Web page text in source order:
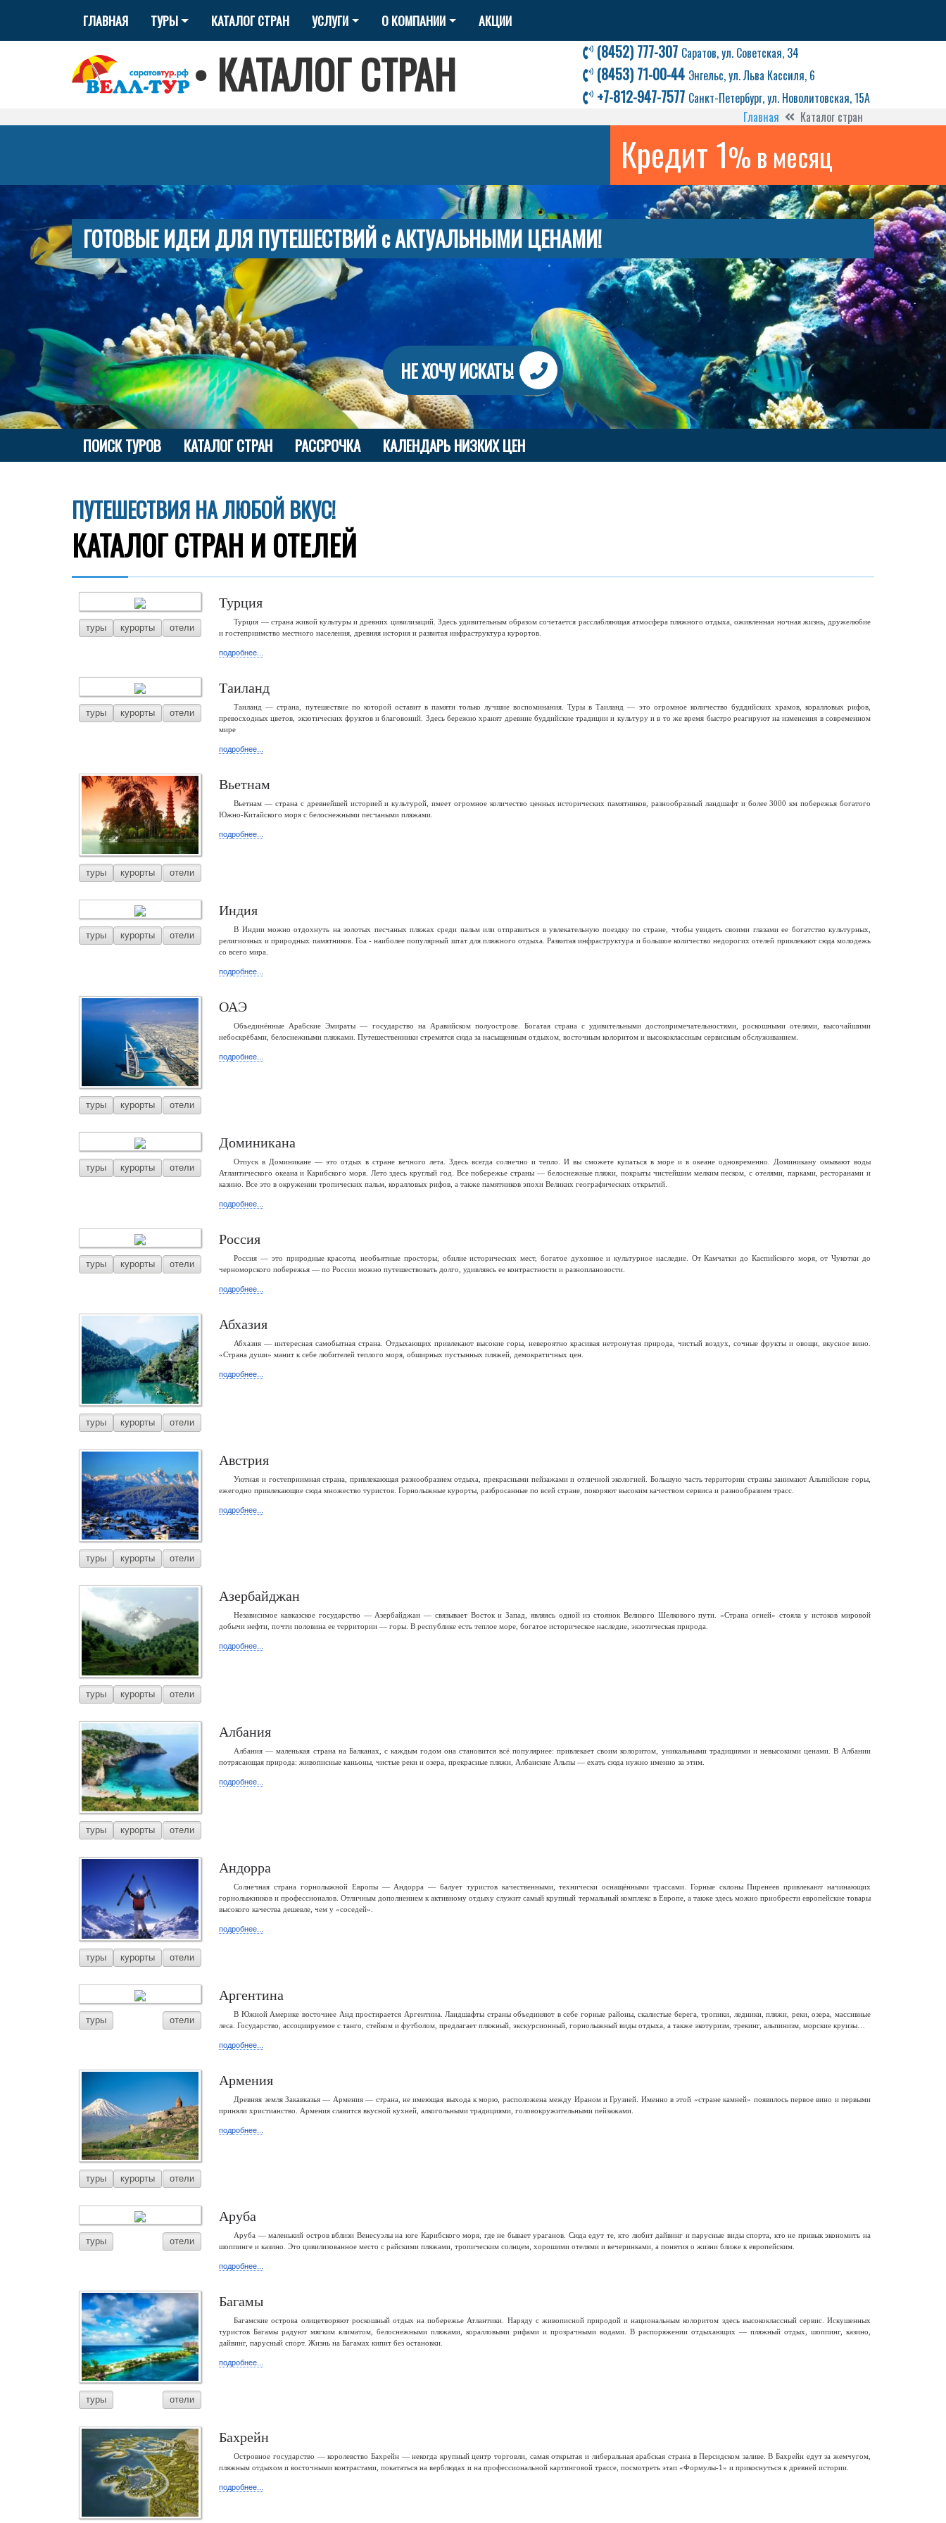
ГЛАВНАЯ ТУРЫ КАТАЛОГ СТРАН УСЛУГИ О КОМПАНИИ АКЦИИ
• КАТАЛОГ СТРАН (8452) 777-307 Саратов, ул. Советская, 34
(8453) 71-00-44 Энгельс, ул. Льва Кассиля, 6
+7-812-947-7577 Санкт-Петербург, ул. Новолитовская, 15А
Главная
Каталог стран
Кредит 1% в месяц
ГОТОВЫЕ ИДЕИ ДЛЯ ПУТЕШЕСТВИЙ с АКТУАЛЬНЫМИ ЦЕНАМИ!
НЕ ХОЧУ ИСКАТЬ!
ПОИСК ТУРОВ КАТАЛОГ СТРАН РАССРОЧКА КАЛЕНДАРЬ НИЗКИХ ЦЕН
ПУТЕШЕСТВИЯ НА ЛЮБОЙ ВКУС!
КАТАЛОГ СТРАН И ОТЕЛЕЙ
туры курорты отели
Турция
Турция — страна живой культуры и древних цивилизаций. Здесь удивительным образом сочетается расслабляющая атмосфера пляжного отдыха, оживленная ночная жизнь, дружелюбие
и гостеприимство местного населения, древняя история и развитая инфраструктура курортов.
подробнее...
туры курорты отели
Таиланд
Таиланд — страна, путешествие по которой оставит в памяти только лучшие воспоминания. Туры в Таиланд — это огромное количество буддийских храмов, коралловых рифов,
превосходных цветов, экзотических фруктов и благовоний. Здесь бережно хранят древние буддийские традиции и культуру и в то же время быстро реагируют на изменения в современном
мире
подробнее...
туры курорты отели
Вьетнам
Вьетнам — страна с древнейшей историей и культурой, имеет огромное количество ценных исторических памятников, разнообразный ландшафт и более 3000 км побережья богатого
Южно-Китайского моря с белоснежными песчаными пляжами.
подробнее...
туры курорты отели
Индия
В Индии можно отдохнуть на золотых песчаных пляжах среди пальм или отправиться в увлекательную поездку по стране, чтобы увидеть своими глазами ее богатство культурных,
религиозных и природных памятников. Гоа - наиболее популярный штат для пляжного отдыха. Развитая инфраструктура и большое количество недорогих отелей привлекают сюда молодежь
со всего мира.
подробнее...
туры курорты отели
ОАЭ
Объединённые Арабские Эмираты — государство на Аравийском полуострове. Богатая страна с удивительными достопримечательностями, роскошными отелями, высочайшими
небоскрёбами, белоснежными пляжами. Путешественники стремятся сюда за насыщенным отдыхом, восточным колоритом и высококлассным сервисным обслуживанием.
подробнее...
туры курорты отели
Доминикана
Отпуск в Доминикане — это отдых в стране вечного лета. Здесь всегда солнечно и тепло. И вы сможете купаться в море и в океане одновременно. Доминикану омывают воды
Атлантического океана и Карибского моря. Лето здесь круглый год. Все побережье страны — белоснежные пляжи, покрыты чистейшим мелким песком, с отелями, парками, ресторанами и
казино. Все это в окружении тропических пальм, коралловых рифов, а также памятников эпохи Великих географических открытий.
подробнее...
туры курорты отели
Россия
Россия — это природные красоты, необъятные просторы, обилие исторических мест, богатое духовное и культурное наследие. От Камчатки до Каспийского моря, от Чукотки до
черноморского побережья — по России можно путешествовать долго, удивляясь ее контрастности и разноплановости.
подробнее...
туры курорты отели
Абхазия
Абхазия — интересная самобытная страна. Отдыхающих привлекают высокие горы, невероятно красивая нетронутая природа, чистый воздух, сочные фрукты и овощи, вкусное вино.
«Страна души» манит к себе любителей теплого моря, обширных пустынных пляжей, демократичных цен.
подробнее...
туры курорты отели
Австрия
Уютная и гостеприимная страна, привлекающая разнообразием отдыха, прекрасными пейзажами и отличной экологией. Большую часть территории страны занимают Альпийские горы,
ежегодно привлекающие сюда множество туристов. Горнолыжные курорты, разбросанные по всей стране, покоряют высоким качеством сервиса и разнообразием трасс.
подробнее...
туры курорты отели
Азербайджан
Независимое кавказское государство — Азербайджан — связывает Восток и Запад, являясь одной из стоянок Великого Шелкового пути. «Страна огней» стояла у истоков мировой
добычи нефти, почти половина ее территории — горы. В республике есть теплое море, богатое историческое наследие, экзотическая природа.
подробнее...
туры курорты отели
Албания
Албания — маленькая страна на Балканах, с каждым годом она становится всё популярнее: привлекает своим колоритом, уникальными традициями и невысокими ценами. В Албании
потрясающая природа: живописные каньоны, чистые реки и озера, прекрасные пляжи, Албанские Альпы — ехать сюда нужно именно за этим.
подробнее...
туры курорты отели
Андорра
Солнечная страна горнолыжной Европы — Андорра — балует туристов качественными, технически оснащёнными трассами. Горные склоны Пиренеев привлекают начинающих
горнолыжников и профессионалов. Отличным дополнением к активному отдыху служит самый крупный термальный комплекс в Европе, а также здесь можно приобрести европейские товары
высокого качества дешевле, чем у «соседей».
подробнее...
туры отели
Аргентина
В Южной Америке восточнее Анд простирается Аргентина. Ландшафты страны объединяют в себе горные районы, скалистые берега, тропики, ледники, пляжи, реки, озера, массивные
леса. Государство, ассоциируемое с танго, стейком и футболом, предлагает пляжный, экскурсионный, горнолыжный виды отдыха, а также экотуризм, трекинг, альпинизм, морские круизы…
подробнее...
туры курорты отели
Армения
Древняя земля Закавказья — Армения — страна, не имеющая выхода к морю, расположена между Ираном и Грузией. Именно в этой «стране камней» появилось первое вино и первыми
приняли христианство. Армения славится вкусной кухней, алкогольными традициями, головокружительными пейзажами.
подробнее...
туры отели
Аруба
Аруба — маленький остров вблизи Венесуэлы на юге Карибского моря, где не бывает ураганов. Сюда едут те, кто любит дайвинг и парусные виды спорта, кто не привык экономить на
шоппинге и казино. Это цивилизованное место с райскими пляжами, тропическим солнцем, хорошими отелями и вечеринками, а понятия о жизни ближе к европейским.
подробнее...
туры отели
Багамы
Багамские острова олицетворяют роскошный отдых на побережье Атлантики. Наряду с живописной природой и национальным колоритом здесь высококлассный сервис. Искушенных
туристов Багамы радуют мягким климатом, белоснежными пляжами, коралловыми рифами и прозрачными водами. В распоряжении отдыхающих — пляжный отдых, шоппинг, казино,
дайвинг, парусный спорт. Жизнь на Багамах кипит без остановки.
подробнее...
Бахрейн
Островное государство — королевство Бахрейн — некогда крупный центр торговли, самая открытая и либеральная арабская страна в Персидском заливе. В Бахрейн едут за жемчугом,
пляжным отдыхом и восточными контрастами, покататься на верблюдах и на профессиональной картинговой трассе, посмотреть этап «Формулы-1» и прикоснуться к древней истории.
подробнее...